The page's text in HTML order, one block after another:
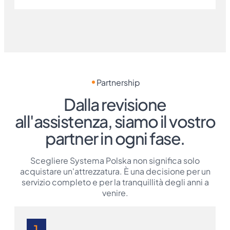
Partnership
Dalla revisione
all'assistenza, siamo il vostro
partner in ogni fase.
Scegliere Systema Polska non significa solo
acquistare un'attrezzatura. È una decisione per un
servizio completo e per la tranquillità degli anni a
venire.